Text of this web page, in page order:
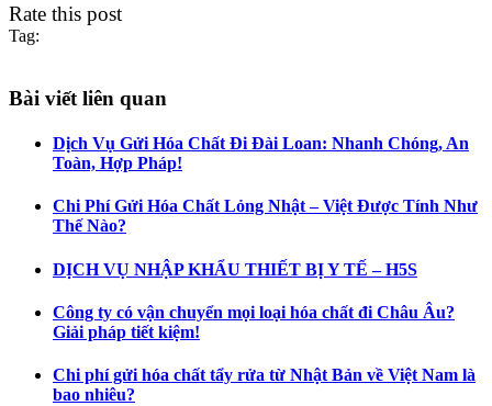
Rate this post
Tag:
Bài viết liên quan
Dịch Vụ Gửi Hóa Chất Đi Đài Loan: Nhanh Chóng, An
Toàn, Hợp Pháp!
Chi Phí Gửi Hóa Chất Lỏng Nhật – Việt Được Tính Như
Thế Nào?
DỊCH VỤ NHẬP KHẨU THIẾT BỊ Y TẾ – H5S
Công ty có vận chuyển mọi loại hóa chất đi Châu Âu?
Giải pháp tiết kiệm!
Chi phí gửi hóa chất tẩy rửa từ Nhật Bản về Việt Nam là
bao nhiêu?